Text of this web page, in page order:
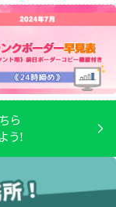
ら
！